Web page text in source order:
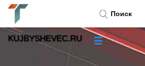
Поиск
KUJBYSHEVEC.RU ☰
Новости»